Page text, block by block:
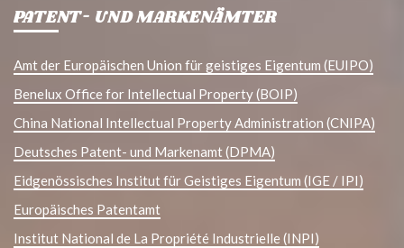
PATENT- UND MARKENÄMTER
Amt der Europäischen Union für geistiges Eigentum (EUIPO)
Benelux Office for Intellectual Property (BOIP)
China National Intellectual Property Administration (CNIPA)
Deutsches Patent- und Markenamt (DPMA)
Eidgenössisches Institut für Geistiges Eigentum (IGE / IPI)
Europäisches Patentamt
Institut National de La Propriété Industrielle (INPI)